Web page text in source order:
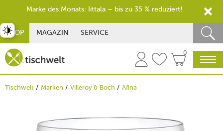
SHOP MAGAZIN SERVICE
0
Tischwelt Marken Villeroy & Boch Afina
umschalten
Marke des Monats: Iittala – bis zu 35 % reduziert!